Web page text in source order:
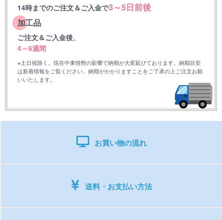
14時までのご注文＆ご入金で3～5日前後
加工品
ご注文＆ご入金後、
4～6週間
※土日祝除く。現在中東情勢の影響で納期が大変延びております。納期目安
は新着情報をご覧ください。納期がかかりますことをご了承の上ご注文お願
いいたします。
お買い物の流れ
送料・お支払い方法